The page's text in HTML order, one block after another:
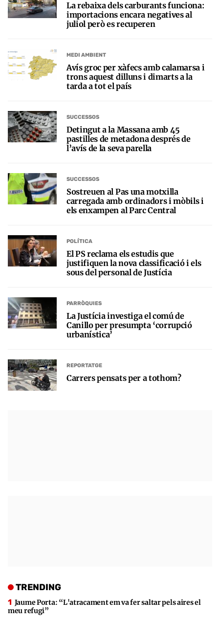
La rebaixa dels carburants funciona:
importacions encara negatives al
juliol però es recuperen
MEDI AMBIENT
Avís groc per xàfecs amb calamarsa i
trons aquest dilluns i dimarts a la
tarda a tot el país
SUCCESSOS
Detingut a la Massana amb 45
pastilles de metadona després de
l’avís de la seva parella
SUCCESSOS
Sostreuen al Pas una motxilla
carregada amb ordinadors i mòbils i
els enxampen al Parc Central
POLÍTICA
El PS reclama els estudis que
justifiquen la nova classificació i els
sous del personal de Justícia
PARRÒQUIES
La Justícia investiga el comú de
Canillo per presumpta ‘corrupció
urbanística’
REPORTATGE
Carrers pensats per a tothom?
TRENDING
Jaume Porta: “L'atracament em va fer saltar pels aires el
meu refugi”